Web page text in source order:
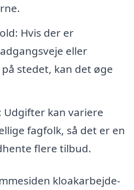
Hvis der er
eller
stedet, kan det øge
Udgifter kan variere
fagfolk, så det er en
flere tilbud.
kloakarbejde-